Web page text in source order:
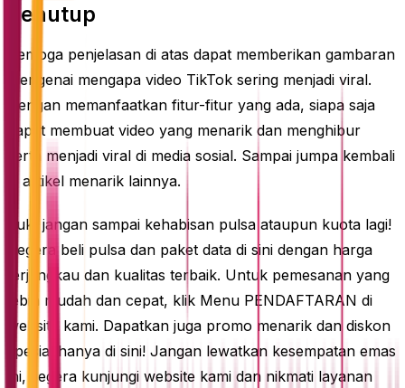
Penutup
Semoga penjelasan di atas dapat memberikan gambaran
mengenai mengapa video TikTok sering menjadi viral.
Dengan memanfaatkan fitur-fitur yang ada, siapa saja
dapat membuat video yang menarik dan menghibur
serta menjadi viral di media sosial. Sampai jumpa kembali
di artikel menarik lainnya.
Yuk, jangan sampai kehabisan pulsa ataupun kuota lagi!
Segera beli pulsa dan paket data di sini dengan harga
terjangkau dan kualitas terbaik. Untuk pemesanan yang
lebih mudah dan cepat, klik Menu PENDAFTARAN di
website kami. Dapatkan juga promo menarik dan diskon
spesial hanya di sini! Jangan lewatkan kesempatan emas
ini, segera kunjungi website kami dan nikmati layanan